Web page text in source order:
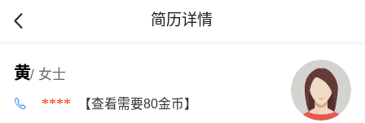
简历详情
黄/ 女士
**** 【查看需要80金币】